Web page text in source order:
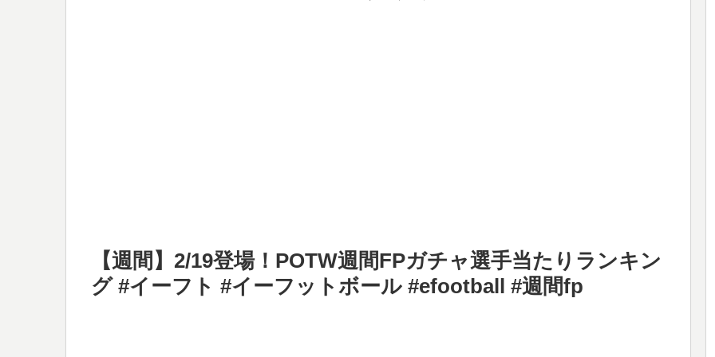
【週間】2/19登場！POTW週間FPガチャ選手当たりランキン
グ #イーフト #イーフットボール #efootball #週間fp